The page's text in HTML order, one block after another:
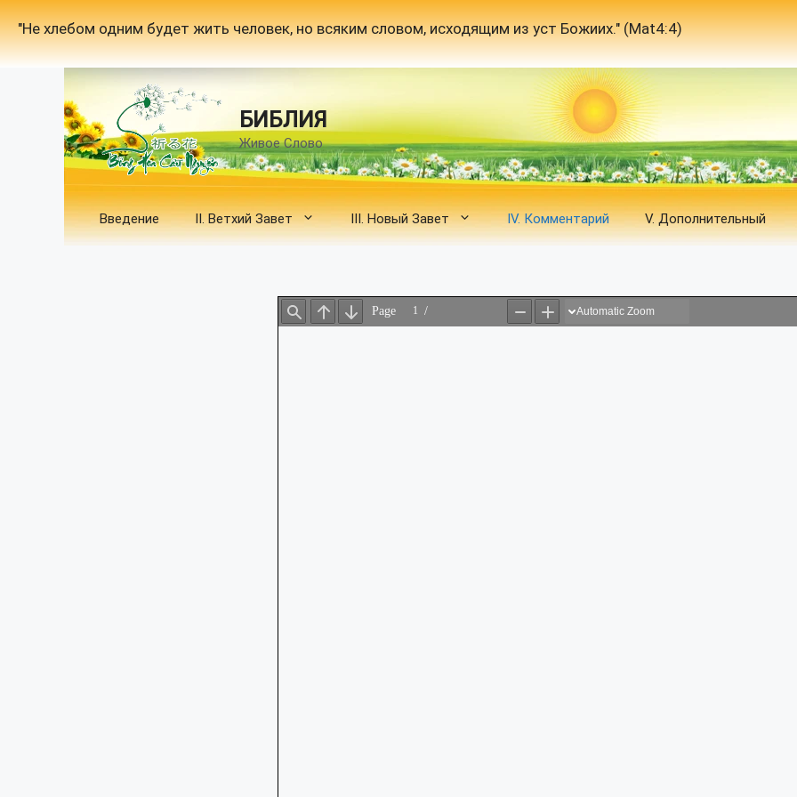
Перейти
к
содержимому
"Не хлебом одним будет жить человек, но всяким словом, исходящим из уст Божиих." (Mat4:4)
БИБЛИЯ
Живое Слово
Введение II. Ветхий Завет III. Новый Завет IV. Комментарий V. Дополнительный